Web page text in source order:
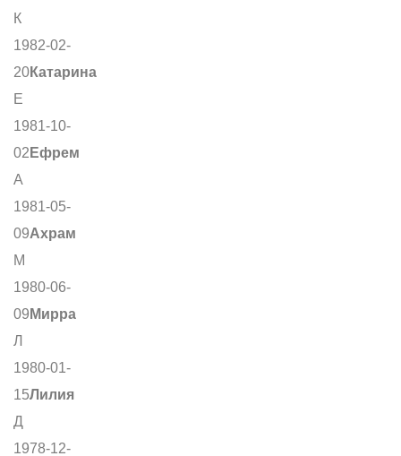
К
1982-02-
20Катарина
Е
1981-10-
02 Ефрем
А
1981-05-
09Ахрам
М
1980-06-
09 Мирра
Л
1980-01-
15Лилия
Д
1978-12-